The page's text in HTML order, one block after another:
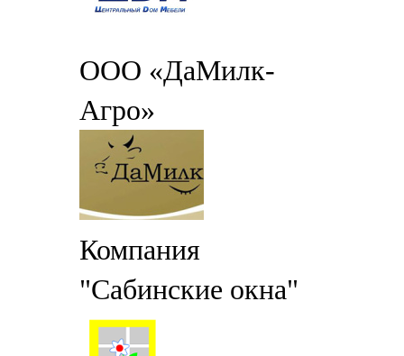
ООО «ДаМилк-
Агро»
Компания
"Сабинские окна"